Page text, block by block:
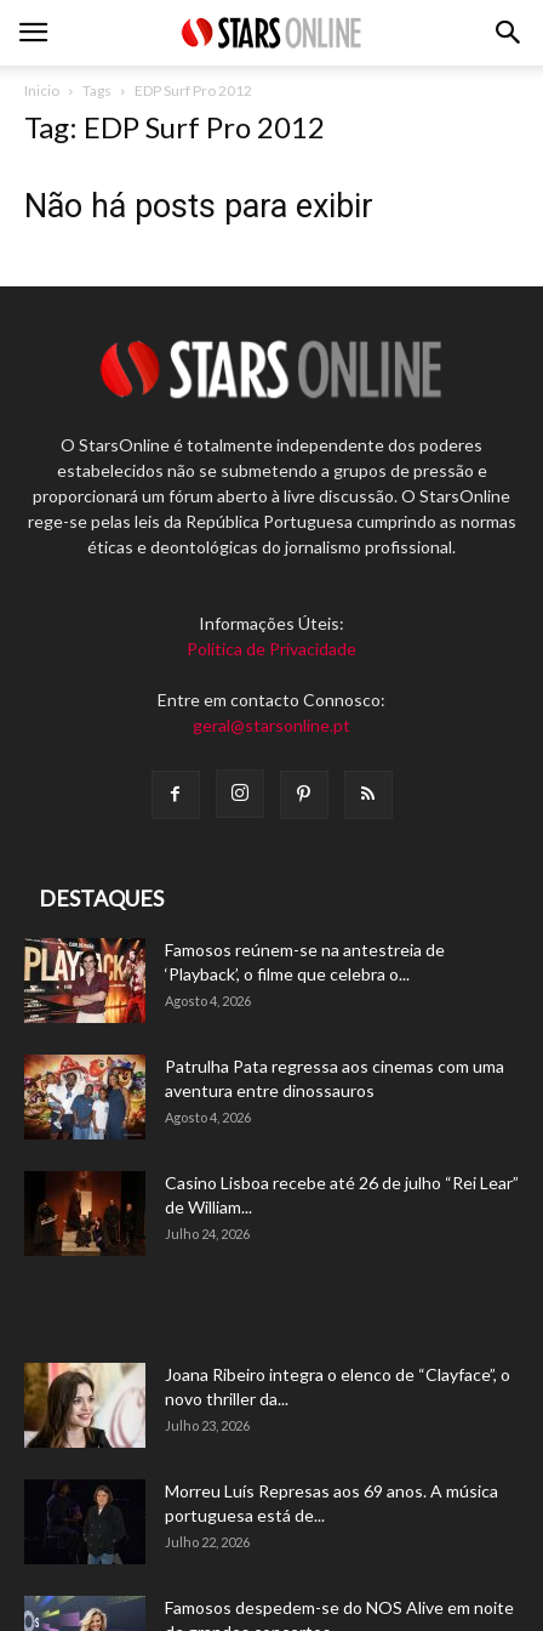
Inicio Tags EDP Surf Pro 2012
Tag: EDP Surf Pro 2012
Não há posts para exibir
O StarsOnline é totalmente independente dos poderes
estabelecidos não se submetendo a grupos de pressão e
proporcionará um fórum aberto à livre discussão. O StarsOnline
rege-se pelas leis da República Portuguesa cumprindo as normas
éticas e deontológicas do jornalismo profissional.
Informações Úteis:
Política de Privacidade
Entre em contacto Connosco:
geral@starsonline.pt
DESTAQUES
Famosos reúnem-se na antestreia de
‘Playback’, o filme que celebra o...
Agosto 4, 2026
Patrulha Pata regressa aos cinemas com uma
aventura entre dinossauros
Agosto 4, 2026
Casino Lisboa recebe até 26 de julho “Rei Lear”
de William...
Julho 24, 2026
Joana Ribeiro integra o elenco de “Clayface”, o
novo thriller da...
Julho 23, 2026
Morreu Luís Represas aos 69 anos. A música
portuguesa está de...
Julho 22, 2026
Famosos despedem-se do NOS Alive em noite